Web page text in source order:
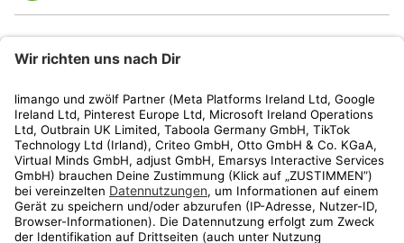
Kundenservice
Shop
Aktionen